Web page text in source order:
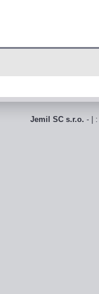
Jemil SC s.r.o. - |